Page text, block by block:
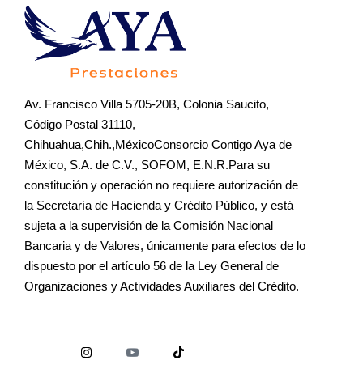
Av. Francisco Villa 5705-20B, Colonia Saucito,
Código Postal 31110,
Chihuahua,Chih.,MéxicoConsorcio Contigo Aya de
México, S.A. de C.V., SOFOM, E.N.R.Para su
constitución y operación no requiere autorización de
la Secretaría de Hacienda y Crédito Público, y está
sujeta a la supervisión de la Comisión Nacional
Bancaria y de Valores, únicamente para efectos de lo
dispuesto por el artículo 56 de la Ley General de
Organizaciones y Actividades Auxiliares del Crédito.